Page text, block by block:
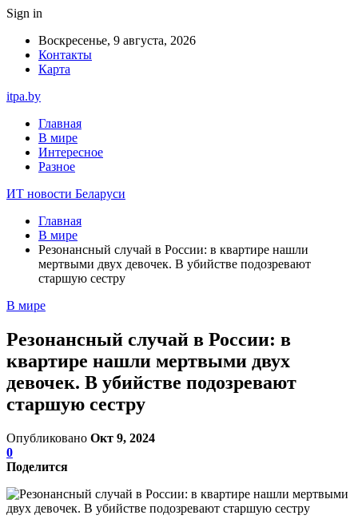
Sign in
Воскресенье, 9 августа, 2026
Контакты
Карта
itpa.by
Главная
В мире
Интересное
Разное
ИТ новости Беларуси
Главная
В мире
Резонансный случай в России: в квартире нашли
мертвыми двух девочек. В убийстве подозревают
старшую сестру
В мире
Резонансный случай в России: в
квартире нашли мертвыми двух
девочек. В убийстве подозревают
старшую сестру
Опубликовано Окт 9, 2024
0
Поделится